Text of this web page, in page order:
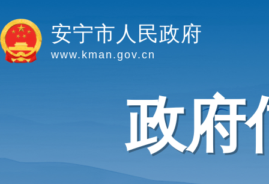
安宁市人民政府
www.kman.gov.cn
政府